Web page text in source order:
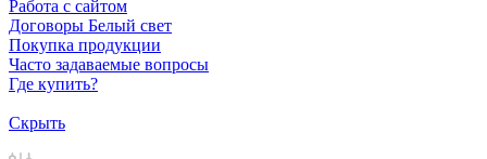
Работа с сайтом
Договоры Белый свет
Покупка продукции
Часто задаваемые вопросы
Где купить?
Скрыть